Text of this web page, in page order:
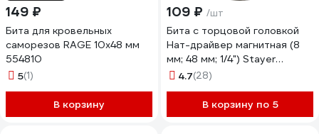
149 ₽
Бита для кровельных
саморезов RAGE 10х48 мм
554810
5(1)
В корзину
109 ₽ /шт
Бита с торцовой головкой
Нат-драйвер магнитная (8
мм; 48 мм; 1/4") Stayer
26390-08
4.7(28)
В корзину по 5